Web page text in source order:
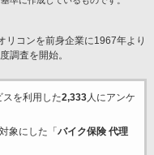
リコンを前身企業に1967年より
調査を開始。
を利用した2,333人にアンケ
象にした「 バイク保険 代理